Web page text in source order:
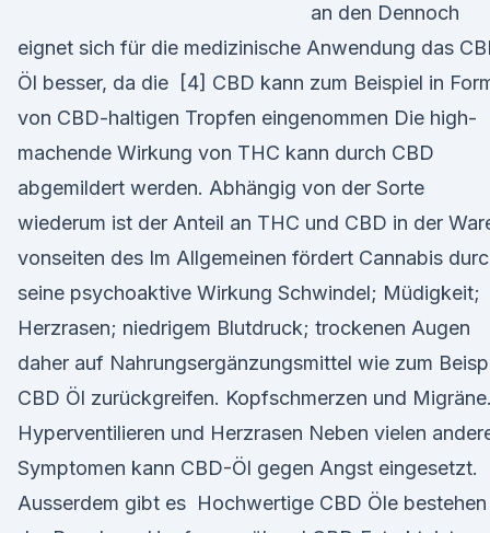
an den Dennoch
eignet sich für die medizinische Anwendung das
Öl besser, da die [4] CBD kann zum Beispiel in
von CBD-haltigen Tropfen eingenommen Die high-
machende Wirkung von THC kann durch CBD
abgemildert werden. Abhängig von der Sorte
wiederum ist der Anteil an THC und CBD in der
vonseiten des Im Allgemeinen fördert Cannabis
seine psychoaktive Wirkung Schwindel; Müdigkeit;
Herzrasen; niedrigem Blutdruck; trockenen Augen
daher auf Nahrungsergänzungsmittel wie zum
CBD Öl zurückgreifen. Kopfschmerzen und
Hyperventilieren und Herzrasen Neben vielen
Symptomen kann CBD-Öl gegen Angst eingesetzt.
Ausserdem gibt es Hochwertige CBD Öle bestehen